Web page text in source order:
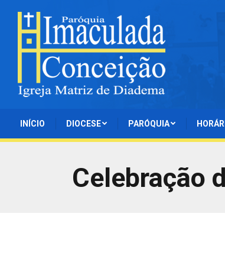
INÍCIO DIOCESE PARÓQUIA
Celebração